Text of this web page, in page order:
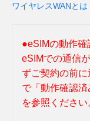
ワイヤレスWANとは
●eSIMの動作確
eSIMでの通信
ずご契約の前
で「動作確認済
を参照ください